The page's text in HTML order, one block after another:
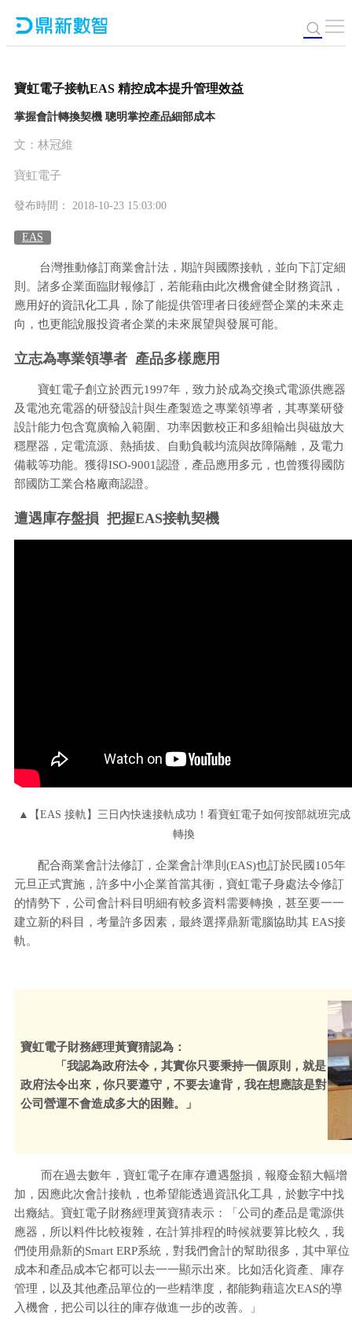
寶虹電子接軌EAS 精控成本提升管理效益
掌握會計轉換契機 聰明掌控產品細部成本
文：林冠維
寶虹電子
發布時間： 2018-10-23 15:03:00
EAS
台灣推動修訂商業會計法，期許與國際接軌，並向下訂定細
則。諸多企業面臨財報修訂，若能藉由此次機會健全財務資訊，
應用好的資訊化工具，除了能提供管理者日後經營企業的未來走
向，也更能說服投資者企業的未來展望與發展可能。
立志為專業領導者 產品多樣應用
寶虹電子創立於西元1997年，致力於成為交換式電源供應器
及電池充電器的研發設計與生產製造之專業領導者，其專業研發
設計能力包含寬廣輸入範圍、功率因數校正和多組輸出與磁放大
穩壓器，定電流源、熱插拔、自動負載均流與故障隔離，及電力
備載等功能。獲得ISO-9001認證，產品應用多元，也曾獲得國防
部國防工業合格廠商認證。
遭遇庫存盤損 把握EAS接軌契機
▲【EAS 接軌】三日內快速接軌成功！看寶虹電子如何按部就班完成
轉換
配合商業會計法修訂，企業會計準則(EAS)也訂於民國105年
元旦正式實施，許多中小企業首當其衝，寶虹電子身處法令修訂
的情勢下，公司會計科目明細有較多資料需要轉換，甚至要一一
建立新的科目，考量許多因素，最終選擇鼎新電腦協助其 EAS接
軌。
寶虹電子財務經理黃寶猜認為：
「我認為政府法令，其實你只要秉持一個原則，就是
政府法令出來，你只要遵守，不要去違背，我在想應該是對
公司營運不會造成多大的困難。」
而在過去數年，寶虹電子在庫存遭遇盤損，報廢金額大幅增
加，因應此次會計接軌，也希望能透過資訊化工具，於數字中找
出癥結。寶虹電子財務經理黃寶猜表示：「公司的產品是電源供
應器，所以料件比較複雜，在計算排程的時候就要算比較久，我
們使用鼎新的Smart ERP系統，對我們會計的幫助很多，其中單位
成本和產品成本它都可以去一一顯示出來。比如活化資產、庫存
管理，以及其他產品單位的一些精準度，都能夠藉這次EAS的導
入機會，把公司以往的庫存做進一步的改善。」